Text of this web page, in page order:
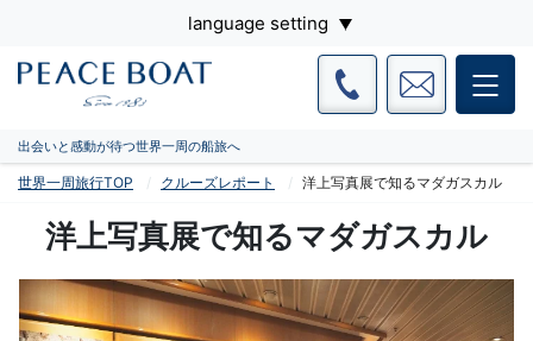
language setting
出会いと感動が待つ世界一周の船旅へ
世界一周旅行TOP クルーズレポート 洋上写真展で知るマダガスカル
洋上写真展で知るマダガスカル